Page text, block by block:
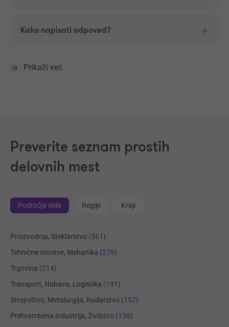
Kako napisati odpoved?
Prikaži več
Preverite seznam prostih
delovnih mest
Področja dela Regije Kraji
Proizvodnja, Steklarstvo (361)
Tehnične storitve, Mehanika (279)
Trgovina (214)
Transport, Nabava, Logistika (191)
Strojništvo, Metalurgija, Rudarstvo (157)
Prehrambena industrija, Živilstvo (138)